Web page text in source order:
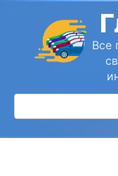
контенту
Все
Поиск: